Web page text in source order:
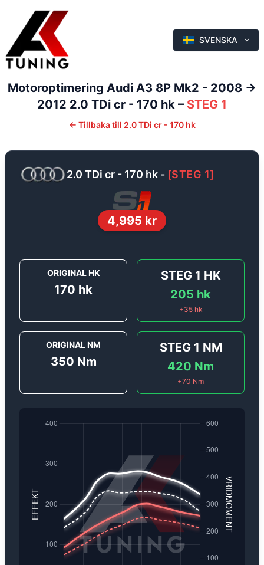
SVENSKA
Motoroptimering Audi A3 8P Mk2 - 2008 ->
2012 2.0 TDi cr - 170 hk – STEG 1
← Tillbaka till 2.0 TDi cr - 170 hk
2.0 TDi cr - 170 hk - [STEG 1]
4,995 kr
ORIGINAL HK
170 hk
STEG 1 HK
205 hk
+35hk
ORIGINAL NM
350 Nm
STEG 1 NM
420 Nm
+70 Nm